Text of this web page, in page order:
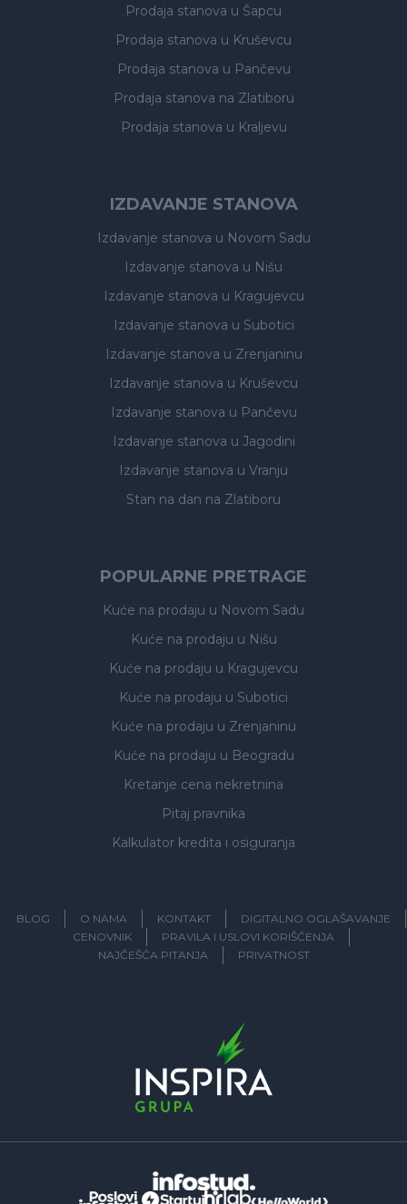
Prodaja stanova u Šapcu
Prodaja stanova u Kruševcu
Prodaja stanova u Pančevu
Prodaja stanova na Zlatiboru
Prodaja stanova u Kraljevu
IZDAVANJE STANOVA
Izdavanje stanova u Novom Sadu
Izdavanje stanova u Nišu
Izdavanje stanova u Kragujevcu
Izdavanje stanova u Subotici
Izdavanje stanova u Zrenjaninu
Izdavanje stanova u Kruševcu
Izdavanje stanova u Pančevu
Izdavanje stanova u Jagodini
Izdavanje stanova u Vranju
Stan na dan na Zlatiboru
POPULARNE PRETRAGE
Kuće na prodaju u Novom Sadu
Kuće na prodaju u Nišu
Kuće na prodaju u Kragujevcu
Kuće na prodaju u Subotici
Kuće na prodaju u Zrenjaninu
Kuće na prodaju u Beogradu
Kretanje cena nekretnina
Pitaj pravnika
Kalkulator kredita i osiguranja
BLOG O NAMA KONTAKT
DIGITALNO OGLAŠAVANJE
CENOVNIK
PRAVILA I USLOVI KORIŠĆENJA
NAJČEŠĆA PITANJA
PRIVATNOST